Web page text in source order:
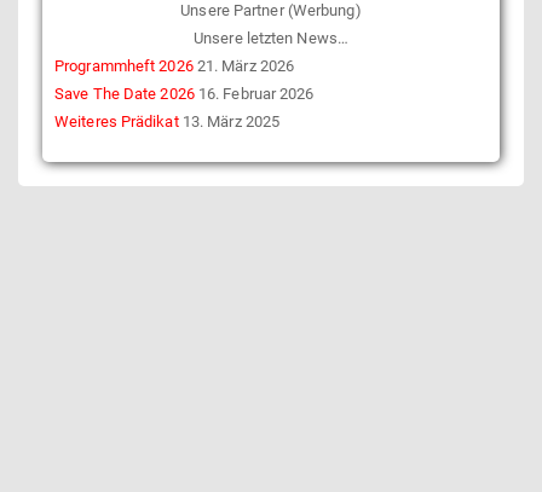
Unsere Partner (Werbung)
Unsere letzten News…
Programmheft 2026 21. März 2026
Save The Date 2026 16. Februar 2026
Weiteres Prädikat 13. März 2025